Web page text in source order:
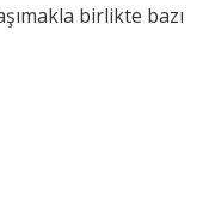
birlikte bazı